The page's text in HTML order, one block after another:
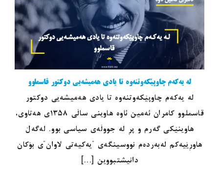
لە یەکەم چاوپێکەوتنەوە تا یادی هەمیشەیی دوکتور قاسملوو
لە یەکەم چاوپێکەوتنەوە تا یادی هەمیشەیی دوکتور
قاسملوو کامران ئەمین ئاوە هاوینی ساڵی ١٣٥٨ی هەتاوی،
هاوینێکی گەرم و پڕ لە جووڵەی سیاسی بوو. لەگەڵ
هاوڕێیەکم لەبەردەم نووسینگەی "یەکیەتی لاوان"ی بۆکان
دانیشتبووین [...]